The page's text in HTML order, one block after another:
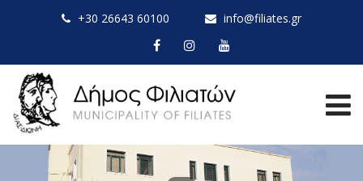
+30 26643 60100 info@filiates.gr